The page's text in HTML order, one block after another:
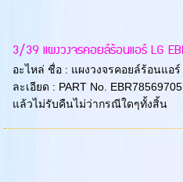
3/39 แผงวงจรคอยล์ร้อนแอร์ LG
อะไหล่ ชื่อ : แผงวงจรคอยล์ร้อนแอ
ละเอียด : PART No.
แล้วไม่รับคืนไม่ว่ากรณีใดๆทั้งสิ้น